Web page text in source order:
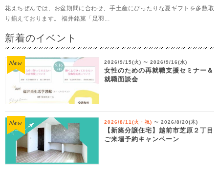
花えちぜんでは、お盆期間に合わせ、手土産にぴったりな夏ギフトを多数取
り揃えております。 福井銘菓「足羽...
新着のイベント
2026/9/15(火) 〜 2026/9/16(水)
女性のための再就職支援セミナー＆
就職面談会
2026/8/11(火・祝) 〜 2026/8/20(木)
【新築分譲住宅】越前市芝原２丁目
ご来場予約キャンペーン